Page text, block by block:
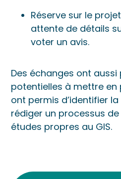
Réserve sur le
attente de détails
voter un avis.
Des échanges ont
potentielles à mettre en
ont permis d’identifier
rédiger un processus
études propres au GIS.